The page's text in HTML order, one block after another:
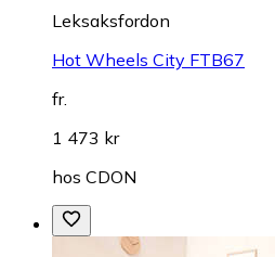
Leksaksfordon
Hot Wheels City FTB67
fr.
1 473 kr
hos CDON